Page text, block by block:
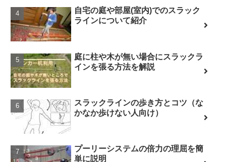
自宅の庭や部屋(室内)でのスラック
ラインについて紹介
庭に柱や木が無い場合にスラックラ
インを張る方法を解説
スラックラインの歩き方とコツ（な
かなか歩けない人向け）
プーリーシステムの倍力の理屈を簡
単に説明